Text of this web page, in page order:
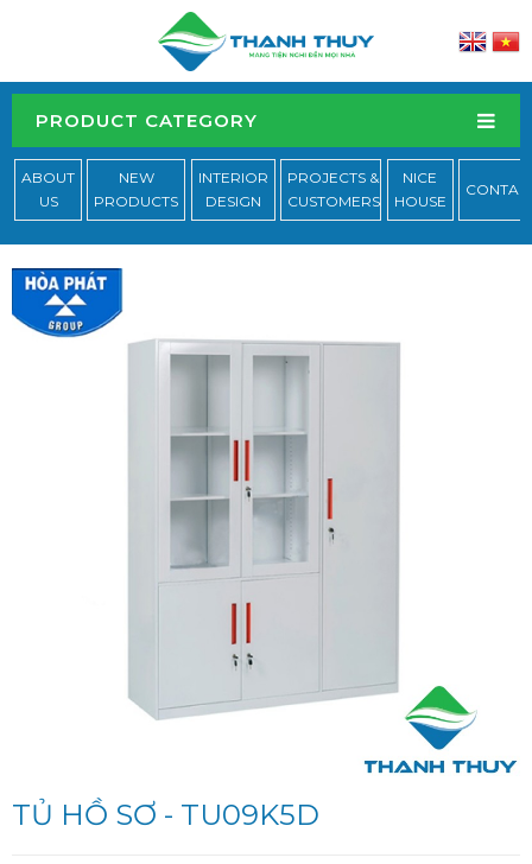
PRODUCT CATEGORY
ABOUT
US
NEW
PRODUCTS
INTERIOR
DESIGN
PROJECTS &
CUSTOMERS
NICE
HOUSE
TỦ HỒ SƠ - TU09K5D